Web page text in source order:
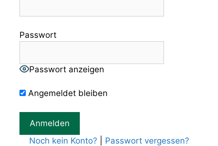
Passwort
Passwort anzeigen
Angemeldet bleiben
Noch kein Konto? Passwort vergessen?